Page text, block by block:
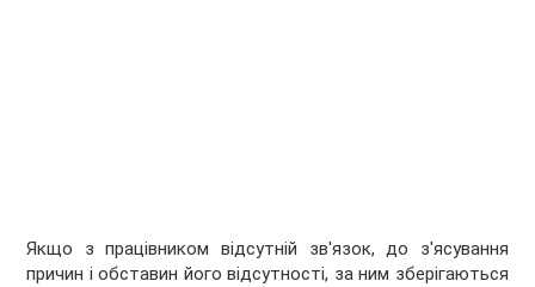
Якщо з працівником відсутній зв'язок, до з'ясування
причин і обставин його відсутності, за ним зберігаються